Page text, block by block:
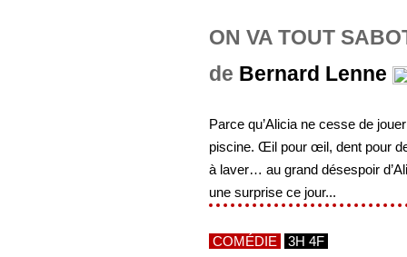
ON VA TOUT
de Bernard Lenne
Parce qu’Alicia ne cesse de
piscine. Œil pour œil, dent pour
à laver… au grand désespoir
une surprise ce jour...
COMÉDIE 3H 4F